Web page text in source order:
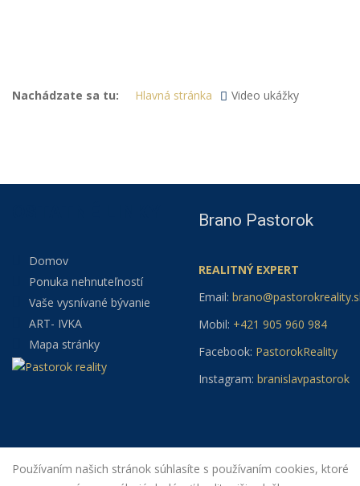
Nachádzate sa tu: Hlavná stránka Video ukážky
Domov
Ponuka nehnuteľností
Vaše vysnívané bývanie
ART- IVKA
Mapa stránky
Brano Pastorok
REALITNÝ EXPERT
Email:
Mobil: +421 905 960 984
Facebook: PastorokReality
Instagram:branislavpastorok
Používaním našich stránok súhlasíte s používaním cookies, ktoré